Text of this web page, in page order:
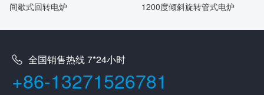
间歇式回转电炉 1200度倾斜旋转管式电炉
全国销售热线 7*24小时
+86-13271526781